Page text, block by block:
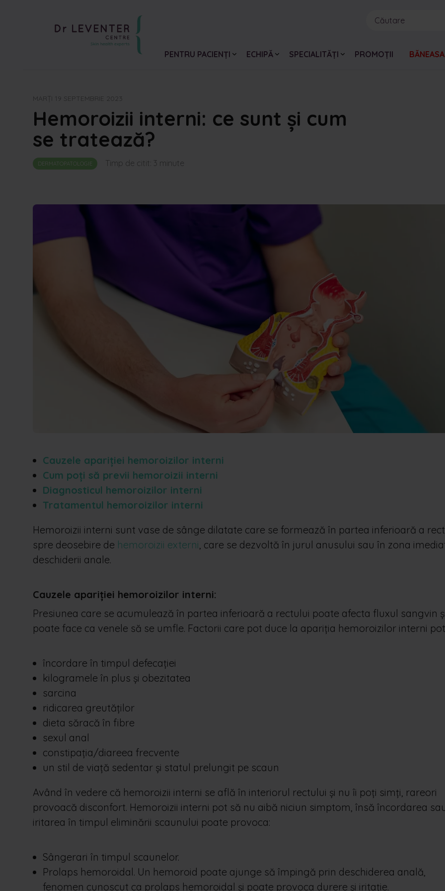
PENTRU PACIENȚI ECHIPĂ SPECIALITĂȚI PROMOȚII
MARȚI 19 SEPTEMBRIE 2023
Hemoroizii interni: ce sunt și cum
se tratează?
DERMATOPATOLOGIE Timp de citit: 3 minute
Cauzele apariției hemoroizilor interni
Cum poți să previi hemoroizii interni
Diagnosticul hemoroizilor interni
Tratamentul hemoroizilor interni
Hemoroizii interni sunt vase de sânge dilatate care se formează în partea inferioară a
spre deosebire de hemoroizii externi, care se dezvoltă în jurul anusului sau în zona
deschiderii anale.
Cauzele apariției hemoroizilor interni:
Presiunea care se acumulează în partea inferioară a rectului poate afecta fluxul sangvin
poate face ca venele să se umfle. Factorii care pot duce la apariția hemoroizilor interni
încordare în timpul defecației
kilogramele în plus și obezitatea
sarcina
ridicarea greutăților
dieta săracă în fibre
sexul anal
constipația/diareea frecvente
un stil de viață sedentar și statul prelungit pe scaun
Având în vedere că hemoroizii interni se află în interiorul rectului și nu îi poți simți, rareori
provoacă disconfort. Hemoroizii interni pot să nu aibă niciun simptom, însă încordarea
iritarea în timpul eliminării scaunului poate provoca:
Sângerari în timpul scaunelor.
Prolaps hemoroidal. Un hemoroid poate ajunge să împingă prin deschiderea anală,
fenomen cunoscut ca prolaps hemoroidal și poate provoca durere și iritație.